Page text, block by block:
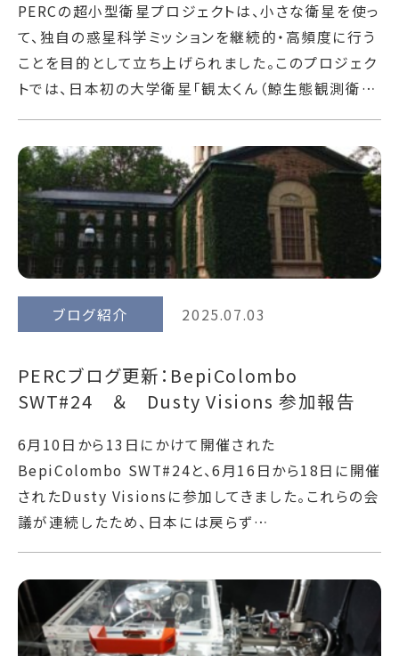
PERCの超小型衛星プロジェクトは、小さな衛星を使っ
て、独自の惑星科学ミッションを継続的・高頻度に行う
ことを目的として立ち上げられました。このプロジェク
トでは、日本初の大学衛星「観太くん（鯨生態観測衛…
ブログ紹介 2025.07.03
PERCブログ更新：BepiColombo
SWT#24 ＆ Dusty Visions 参加報告
6月10日から13日にかけて開催された
BepiColombo SWT#24と、6月16日から18日に開催
されたDusty Visionsに参加してきました。これらの会
議が連続したため、日本には戻らず…